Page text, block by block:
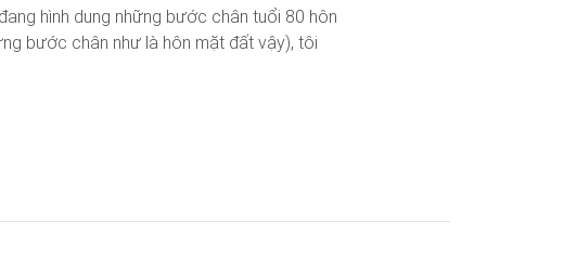
hình dung những bước chân tuổi 80 hôn
bước chân như là hôn mặt đất vậy), tôi